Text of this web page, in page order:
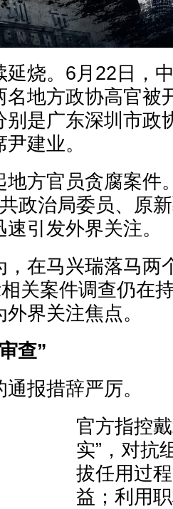
延烧。6月22日，
名地方政协高官被
别是广东深圳市政
建业。
地方官员贪腐案件
政治局委员、原
引发外界关注。
，在马兴瑞落马两
相关案件调查仍在
界关注焦点。
查”
报措辞严厉。
官方指控
实”，对抗
拔任用过
益；利用